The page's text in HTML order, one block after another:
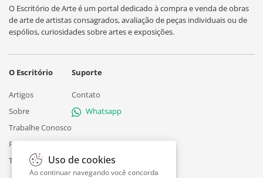
O Escritório de Arte é um portal dedicado à compra e venda de obras
de arte de artistas consagrados, avaliação de peças individuais ou de
espólios, curiosidades sobre artes e exposições.
O Escritório
Artigos
Sobre
Trabalhe Conosco
Privacidade
Termos
Suporte
Contato
Whatsapp
Uso de cookies
Ao continuar navegando você concorda